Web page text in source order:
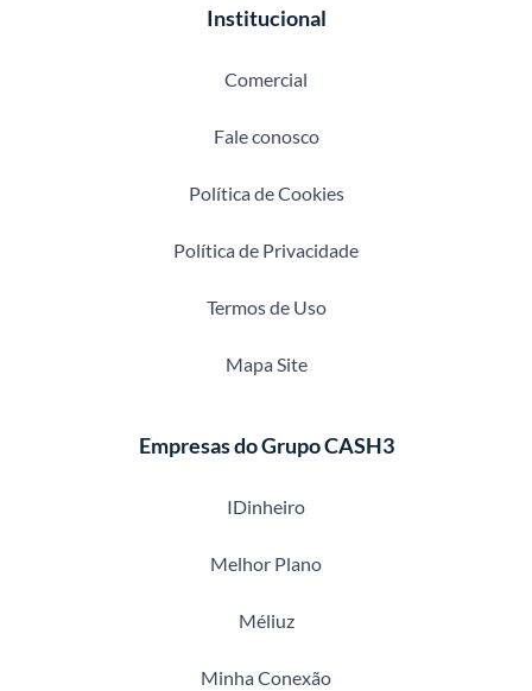
Institucional
Comercial
Fale conosco
Política de Cookies
Política de Privacidade
Termos de Uso
Mapa Site
Empresas do Grupo CASH3
IDinheiro
Melhor Plano
Méliuz
Minha Conexão